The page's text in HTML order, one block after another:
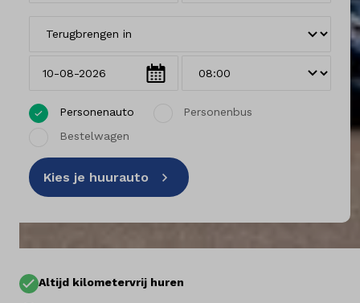
Vestigingen
Klantenservice
Mijn account
Vacatures
Vestigingen
Personenauto
Personenbus
Bestelwagen
Kies je huurauto
Altijd kilometervrij huren